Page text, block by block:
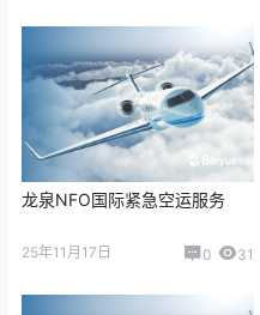
龙泉NFO国际紧急空运服务
25年11月17日 0 31